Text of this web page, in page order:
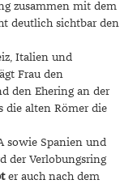
zusammen mit dem
deutlich sichtbar den
Italien und
Frau den
den Ehering an der
die alten Römer die
sowie Spanien und
der Verlobungsring
er auch nach dem